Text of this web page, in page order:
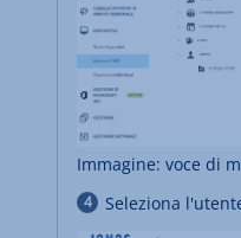
Immagine: voce di
Seleziona